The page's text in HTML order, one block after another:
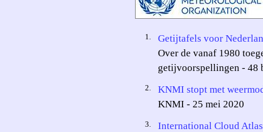
1.
Getijtafels voor
Over de vanaf 1980
getijvoorspellingen - 48
2.
KNMI stopt met
KNMI - 25 mei 2020
3.
International Cloud Atlas